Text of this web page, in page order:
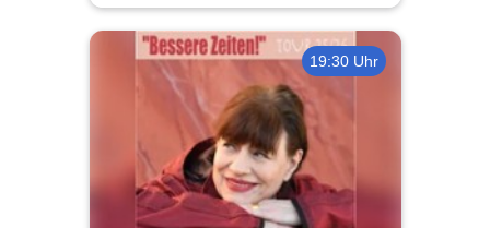
19:30 Uhr